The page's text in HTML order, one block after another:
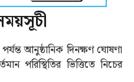
আনুষ্ঠানিক দিনক্ষণ ঘোষণা
পরিস্থিতির ভিত্তিতে নিচের